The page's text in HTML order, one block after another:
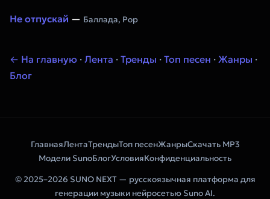
Не отпускай — Баллада, Pop
← На главную · Лента · Тренды · Топ песен · Жанры ·
Блог
ГлавнаяЛентаТрендыТоп песенЖанрыСкачать MP3
Модели SunoБлогУсловияКонфиденциальность
© 2025–2026 SUNO NEXT — русскоязычная платформа для
генерации музыки нейросетью Suno AI.